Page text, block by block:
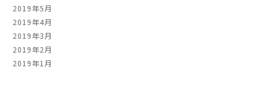
2019年5月
2019年4月
2019年3月
2019年2月
2019年1月